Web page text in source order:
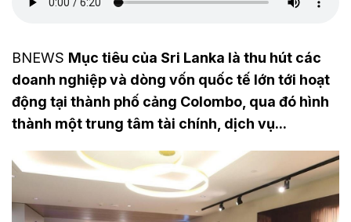
BNEWS Mục tiêu của Sri Lanka là thu hút các
doanh nghiệp và dòng vốn quốc tế lớn tới hoạt
động tại thành phố cảng Colombo, qua đó hình
thành một trung tâm tài chính, dịch vụ...